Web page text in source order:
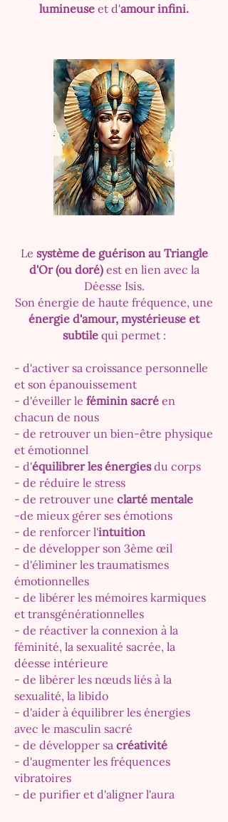
lumineuse et d'amour infini.
Le système de guérison au Triangle
d'Or (ou doré)est en lien avec la
Déesse Isis.
Son énergie de haute fréquence, une
énergie d'amour, mystérieuse et
subtilequi permet :
- d'activer sa croissance personnelle
et son épanouissement
- d'éveiller le féminin sacré en
chacun de nous
- de retrouver un bien-être physique
et émotionnel
- d'équilibrer les énergiesdu corps
- de réduire le stress
- de retrouver une clarté mentale
-de mieux gérer ses émotions
- de renforcer l'intuition
- de développer son 3ème œil
- d'éliminer les traumatismes
émotionnelles
- de libérer les mémoires karmiques
et transgénérationnelles
- de réactiver la connexion à la
féminité, la sexualité sacrée, la
déesse intérieure
- de libérer les nœuds liés à la
sexualité, la libido
- d'aider à équilibrer les énergies
avec le masculin sacré
- de développer sa créativité
- d'augmenter les fréquences
vibratoires
- de purifier et d'aligner l'aura